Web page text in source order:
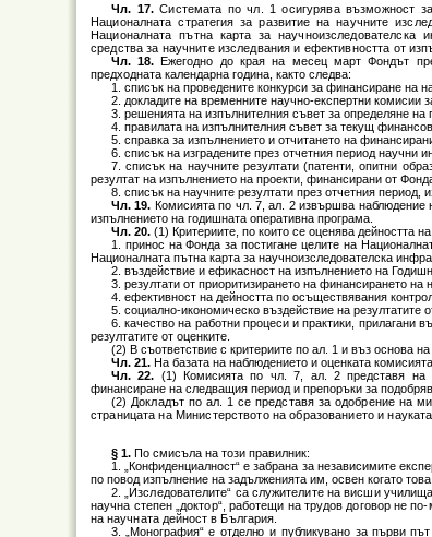
Чл. 17.Системата по чл. 1 осигурява възможност
Националната стратегия за развитие на научните
Националната пътна карта за научноизследователска
средства за научните изследвания и ефективността от
Чл. 18. Ежегодно до края на месец март Фондът
предходната календарна година, както следва:
1. списък на проведените конкурси за финансиране на
2. докладите на временните научно-експертни комисии
3. решенията на изпълнителния съвет за определяне
4. правилата на изпълнителния съвет за текущ
5. справка за изпълнението и отчитането на
6. списък на изградените през отчетния период научни
7. списък на научните резултати (патенти, опитни
резултат на изпълнението на проекти, финансирани от
8. списък на научните резултати през отчетния период,
Чл. 19. Комисията по чл. 7, ал. 2 извършва наблюдение
изпълнението на годишната оперативна програма.
Чл. 20.(1) Критериите, по които се оценява дейността
1. принос на Фонда за постигане целите на
Националната пътна карта за научноизследователска
2. въздействие и ефикасност на изпълнението на
3. резултати от приоритизирането на финансирането
4. ефективност на дейността по осъществявания
5. социално-икономическо въздействие на резултатите
6. качество на работни процеси и практики, прилагани
резултатите от оценките.
(2) В съответствие с критериите по ал. 1 и въз основа
Чл. 21.На базата на наблюдението и оценката
Чл. 22. (1) Комисията по чл. 7, ал. 2 представя на
финансиране на следващия период и препоръки за
(2) Докладът по ал. 1 се представя за одобрение на
страницата на Министерството на образованието и науката.
§ 1. По смисъла на този правилник:
1. „Конфиденциалност“ е забрана за независимите
по повод изпълнение на задълженията им, освен когато
2. „Изследователите“ са служителите на висши
научна степен „доктор“, работещи на трудов договор не
на научната дейност в България.
3. „Монография“ е отделно и публикувано за първи